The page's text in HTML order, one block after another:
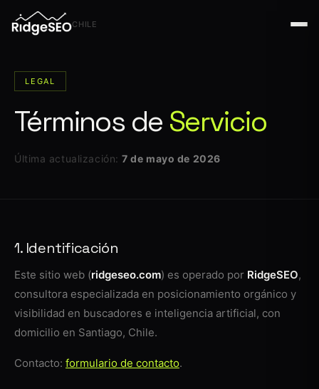
CHILE
LEGAL
Términos de Servicio
Última actualización:7 de mayo de 2026
1. Identificación
Este sitio web (ridgeseo.com) es operado por RidgeSEO,
consultora especializada en posicionamiento orgánico y
visibilidad en buscadores e inteligencia artificial, con
domicilio en Santiago, Chile.
Contacto: formulario de contacto.